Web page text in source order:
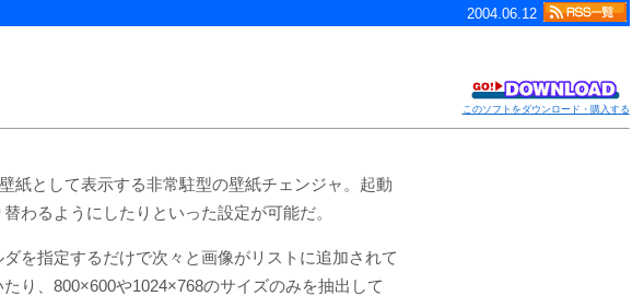
2004.06.12
このソフトをダウンロード・購入する
紙として表示する非常駐型の壁紙チェンジャ。起動
わるようにしたりといった設定が可能だ。
を指定するだけで次々と画像がリストに追加されて
り、800×600や1024×768のサイズのみを抽出して